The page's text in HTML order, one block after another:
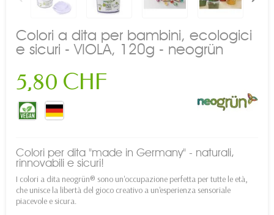
Colori a dita per bambini, ecologici
e sicuri - VIOLA, 120g - neogrün
5,80 CHF
Colori per dita "made in Germany" - naturali,
rinnovabili e sicuri!
I colori a dita neogrün® sono un'occupazione perfetta per tutte le età,
che unisce la libertà del gioco creativo a un'esperienza sensoriale
piacevole e sicura.